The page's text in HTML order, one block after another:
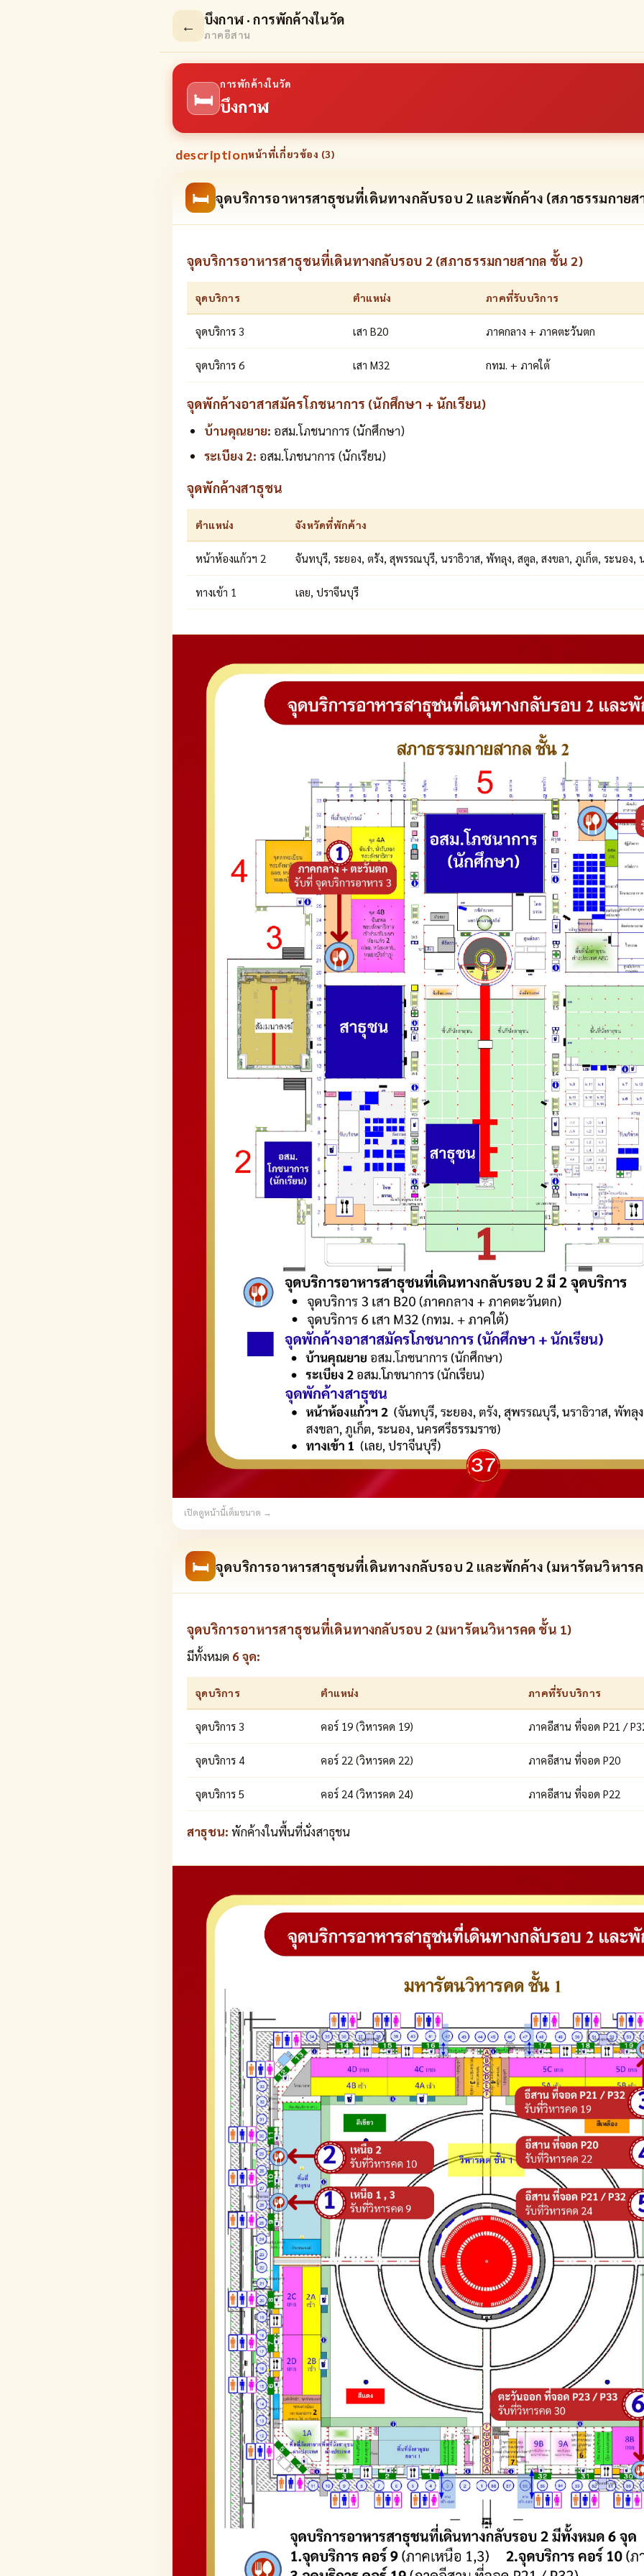
← บึงกาฬ · การพักค้างในวัด
ภาคอีสาน
🛏
การพักค้างในวัด
บึงกาฬ
descriptionหน้าที่เกี่ยวข้อง (3)
🛏 จุดบริการอาหารสาธุชนที่เดินทางกลับรอบ 2 และพักค้าง (สภาธรรมกายส
จุดบริการอาหารสาธุชนที่เดินทางกลับรอบ 2 (สภาธรรมกายสากล ชั้น 2)
จุดบริการ ตำแหน่ง ภาคที่รับบริการ
จุดบริการ 3 เสา B20 ภาคกลาง + ภาคตะวันตก
จุดบริการ 6 เสา M32 กทม. + ภาคใต้
จุดพักค้างอาสาสมัครโภชนาการ (นักศึกษา + นักเรียน)
บ้านคุณยาย: อสม.โภชนาการ (นักศึกษา)
ระเบียง 2: อสม.โภชนาการ (นักเรียน)
จุดพักค้างสาธุชน
ตำแหน่ง จังหวัดที่พักค้าง
หน้าห้องแก้วฯ 2 จันทบุรี, ระยอง, ตรัง, สุพรรณบุรี, นราธิวาส, พัทลุง, สตูล, สงขลา, ภูเก็ต, ระนอง,
ทางเข้า 1 เลย, ปราจีนบุรี
เปิดดูหน้านี้เต็มขนาด →
🛏 จุดบริการอาหารสาธุชนที่เดินทางกลับรอบ 2 และพักค้าง (มหารัตนวิหาร
จุดบริการอาหารสาธุชนที่เดินทางกลับรอบ 2 (มหารัตนวิหารคด ชั้น 1)
มีทั้งหมด 6 จุด:
จุดบริการ ตำแหน่ง ภาคที่รับบริการ
จุดบริการ 3 คอร์ 19 (วิหารคด 19) ภาคอีสาน ที่จอด P21 /
จุดบริการ 4 คอร์ 22 (วิหารคด 22) ภาคอีสาน ที่จอด P20
จุดบริการ 5 คอร์ 24 (วิหารคด 24) ภาคอีสาน ที่จอด P22
สาธุชน: พักค้างในพื้นที่นั่งสาธุชน